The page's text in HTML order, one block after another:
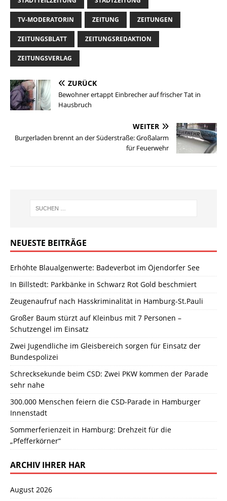
TV-MODERATORIN ZEITUNG ZEITUNGEN
ZEITUNGSBLATT ZEITUNGSREDAKTION
ZEITUNGSVERLAG
ZURÜCK
Bewohner ertappt Einbrecher auf frischer Tat in
Hausbruch
WEITER
Burgerladen brennt an der Süderstraße: Großalarm
für Feuerwehr
NEUESTE BEITRÄGE
Erhöhte Blaualgenwerte: Badeverbot im Öjendorfer See
In Billstedt: Parkbänke in Schwarz Rot Gold beschmiert
Zeugenaufruf nach Hasskriminalität in Hamburg-St.Pauli
Großer Baum stürzt auf Kleinbus mit 7 Personen –
Schutzengel im Einsatz
Zwei Jugendliche im Gleisbereich sorgen für Einsatz der
Bundespolizei
Schrecksekunde beim CSD: Zwei PKW kommen der Parade
sehr nahe
300.000 Menschen feiern die CSD-Parade in Hamburger
Innenstadt
Sommerferienzeit in Hamburg: Drehzeit für die
„Pfefferkörner“
ARCHIV IHRER HAR
August 2026